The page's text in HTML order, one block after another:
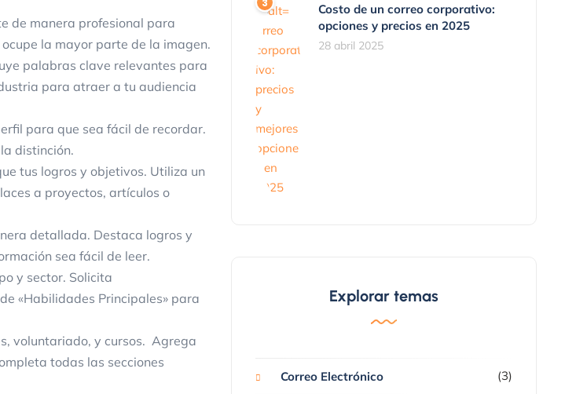
de manera profesional para
la mayor parte de la imagen.
palabras clave relevantes para
para atraer a tu audiencia
para que sea fácil de recordar.
distinción.
tus logros y objetivos. Utiliza un
a proyectos, artículos o
detallada. Destaca logros y
sea fácil de leer.
y sector. Solicita
«Habilidades Principales» para
voluntariado, y cursos. Agrega
todas las secciones
Costo de un correo corporativo:
opciones y precios en 2025
28 abril 2025
Explorar temas
Correo Electrónico (3)